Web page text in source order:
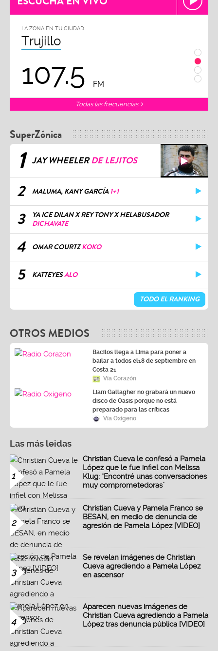
LA ZONA EN TU CIUDAD
Trujillo
107.5 FM
Todas las frecuencias
SuperZónica
1 JAY WHEELERDE LEJITOS
2 MALUMA, KANY GARCÍA 1+1
3
YA ICE DILAN X REY TONY X HELABUSADOR
DICHAVATE
4 OMAR COURTZKOKO
5 KATTEYESALO
TODO EL RANKING
OTROS MEDIOS
Bacilos llega a Lima para poner a
bailar a todos el18 de septiembre en
Costa 21
Vía Corazón
Liam Gallagher no grabará un nuevo
disco de Oasis porque no está
preparado para las críticas
Vía Oxígeno
Las más leidas
1
Christian Cueva le confesó a Pamela
López que le fue infiel con Melissa
Klug: "Encontré unas conversaciones
muy comprometedoras"
2
Christian Cueva y Pamela Franco se
BESAN, en medio de denuncia de
agresión de Pamela López [VIDEO]
3
Se revelan imágenes de Christian
Cueva agrediendo a Pamela López
en ascensor
4
Aparecen nuevas imágenes de
Christian Cueva agrediendo a Pamela
López tras denuncia pública [VIDEO]